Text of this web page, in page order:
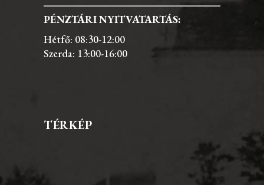
PÉNZTÁRI NYITVATARTÁS:
Hétfő: 08:30-12:00
Szerda: 13:00-16:00
TÉRKÉP